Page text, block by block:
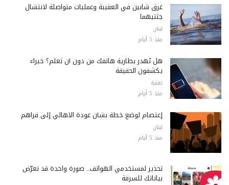
غرق شابين في العقيبة وعمليات متواصلة لانتشال
جثتيهما
لبنان
منذ 5 أيام
هل تُهدر بطارية هاتفك من دون أن تعلم؟ خبراء
يكشفون الحقيقة
تقنية
منذ 5 أيام
إعتصام لوضع خطة بشأن عودة الأهالي إلى قراهم
لبنان
منذ 5 أيام
تحذير لمستخدمي الهواتف.. صورة واحدة قد تعرّض
بياناتك للسرقة